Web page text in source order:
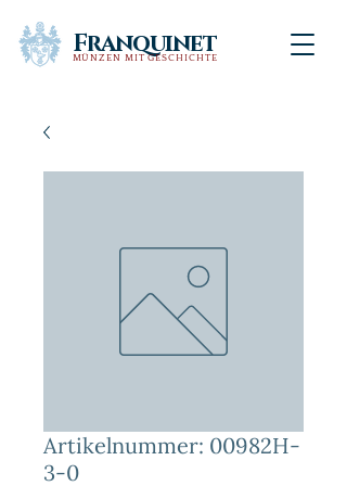
Franquinet
MÜNZEN MIT GESCHICHTE
Artikelnummer: 00982H-
3-0